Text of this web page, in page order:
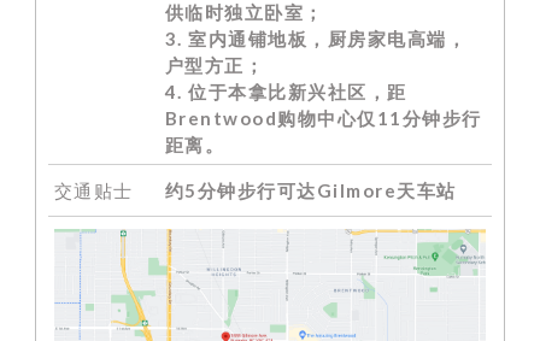
供临时独立卧室 ；
3. 室内通铺地板，厨房家电高端，
户型方正；
4. 位于本拿比新兴社区，距
Brentwood购物中心仅11分钟步行
距离。
交通贴士 约5分钟步行可达Gilmore天车站